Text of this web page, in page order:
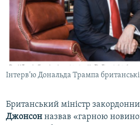
Інтерв’ю Дональда Трампа
Британський міністр
Джонсон назвав «гарною